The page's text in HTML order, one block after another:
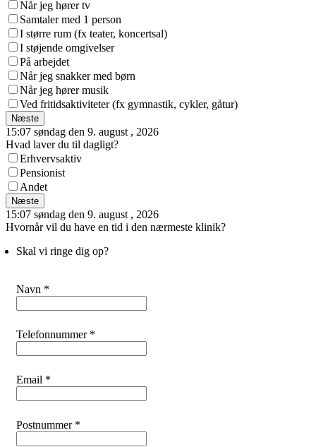
Når jeg hører tv
Samtaler med 1 person
I større rum (fx teater, koncertsal)
I støjende omgivelser
På arbejdet
Når jeg snakker med børn
Når jeg hører musik
Ved fritidsaktiviteter (fx gymnastik, cykler, gåtur)
Næste
15:07 søndag den 9. august , 2026
Hvad laver du til dagligt?
Erhvervsaktiv
Pensionist
Andet
Næste
15:07 søndag den 9. august , 2026
Hvornår vil du have en tid i den nærmeste klinik?
Skal vi ringe dig op?
Navn *
Telefonnummer *
Email *
Postnummer *